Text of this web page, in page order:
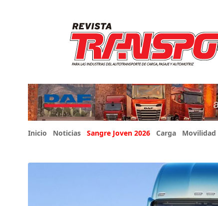
Inicio Noticias Sangre Joven 2026 Carga Movilidad